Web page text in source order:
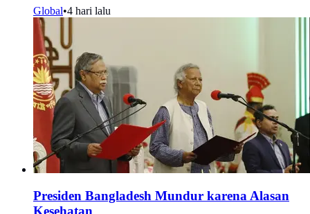
Global•4 hari lalu
Presiden Bangladesh Mundur karena Alasan